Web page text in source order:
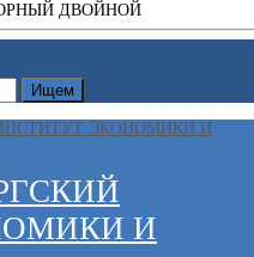
ДВОЙНОЙ
Ищем
И